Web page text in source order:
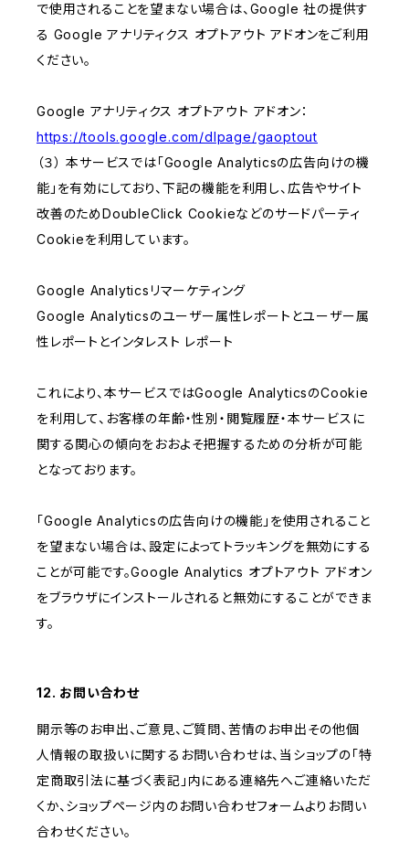
で使用されることを望まない場合は、Google 社の提供す
る Google アナリティクス オプトアウト アドオンをご利用
ください。
Google アナリティクス オプトアウト アドオン：
https://tools.google.com/dlpage/gaoptout
（３） 本サービスでは「Google Analyticsの広告向けの機
能」を有効にしており、下記の機能を利用し、広告やサイト
改善のためDoubleClick Cookieなどのサードパーティ
Cookieを利用しています。
Google Analyticsリマーケティング
Google Analyticsのユーザー属性レポートとユーザー属
性レポートとインタレスト レポート
これにより、本サービスではGoogle AnalyticsのCookie
を利用して、お客様の年齢・性別・閲覧履歴・本サービスに
関する関心の傾向をおおよそ把握するための分析が可能
となっております。
「Google Analyticsの広告向けの機能」を使用されること
を望まない場合は、設定によってトラッキングを無効にする
ことが可能です。Google Analytics オプトアウト アドオン
をブラウザにインストールされると無効にすることができま
す。
12. お問い合わせ
開示等のお申出、ご意見、ご質問、苦情のお申出その他個
人情報の取扱いに関するお問い合わせは、当ショップの「特
定商取引法に基づく表記」内にある連絡先へご連絡いただ
くか、ショップページ内のお問い合わせフォームよりお問い
合わせください。